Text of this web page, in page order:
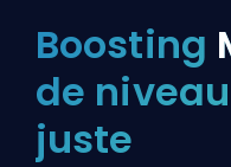
Boosting
de
juste